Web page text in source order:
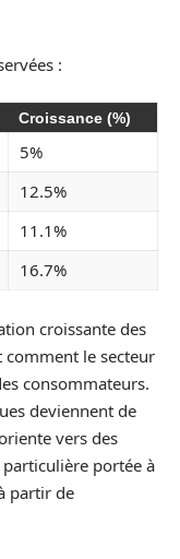
:
Croissance (%)
5%
12.5%
11.1%
16.7%
croissante des
comment le secteur
consommateurs.
deviennent de
vers des
portée à
partir de